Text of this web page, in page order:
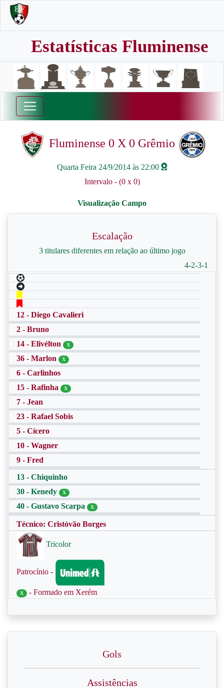
Estatísticas Fluminense
Fluminense 0 X 0 Grêmio
Quarta Feira 24/9/2014 às 22:00
Intervalo - (0 x 0)
Escalação
3 titulares diferentes em relação ao último jogo
4-2-3-1
12 - Diego Cavalieri
2 - Bruno
14 - Elivélton
X
36 - Marlon X
6 - Carlinhos
15 - Rafinha
X
7 - Jean
23 - Rafael Sobis
5 - Cícero
10 - Wagner
9 - Fred
13 - Chiquinho
30 - Kenedy
X
40 - Gustavo Scarpa X
Técnico: Cristóvão Borges
Tricolor
Patrocínio -
X - Formado em Xerém
Gols
Assistências